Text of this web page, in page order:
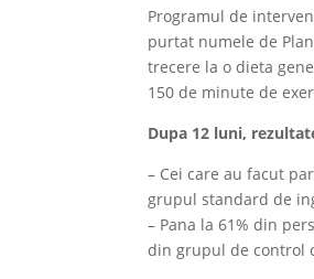
Programul de
purtat numele de
trecere la o dieta
150 de minute de
Dupa 12 luni,
– Cei care au facut
grupul standard de
– Pana la 61% din
din grupul de control